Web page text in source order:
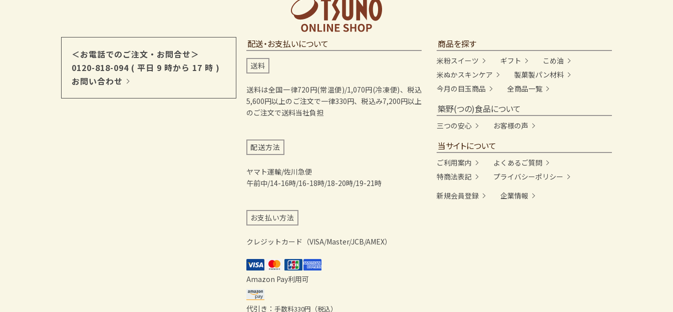
＜お電話でのご注文・お問合せ＞
0120-818-094 ( 平日 9 時から 17 時 )
お問い合わせ
配送・お支払いについて
送料
送料は全国一律720円(常温便)/1,070円(冷凍便)、税込
5,600円以上のご注文で一律330円、税込み7,200円以上
のご注文で送料当社負担
配送方法
ヤマト運輸/佐川急便
午前中/14-16時/16-18時/18-20時/19-21時
お支払い方法
クレジットカード（VISA/Master/JCB/AMEX）
Amazon Pay利用可
代引き： 手数料330円（税込）
商品を探す
米粉スイーツ ギフト
こめ油
米ぬかスキンケア
製菓製パン材料
今月の目玉商品
全商品一覧
築野(つの)食品について
三つの安心 お客様の声
当サイトについて
ご利用案内
よくあるご質問
特商法表記
プライバシーポリシー
新規会員登録
企業情報